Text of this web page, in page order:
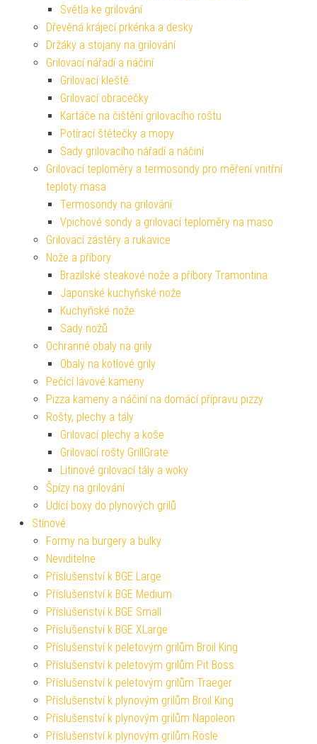
Světla ke grilování
Dřevěná krájecí prkénka a desky
Držáky a stojany na grilování
Grilovací nářadí a náčiní
Grilovací kleště
Grilovací obracečky
Kartáče na čištění grilovacího roštu
Potírací štětečky a mopy
Sady grilovacího nářadí a náčiní
Grilovací teploměry a termosondy pro měření vnitřní
teploty masa
Termosondy na grilování
Vpichové sondy a grilovací teploměry na maso
Grilovací zástěry a rukavice
Nože a příbory
Brazilské steakové nože a příbory Tramontina
Japonské kuchyňské nože
Kuchyňské nože
Sady nožů
Ochranné obaly na grily
Obaly na kotlové grily
Pečící lávové kameny
Pizza kameny a náčiní na domácí přípravu pizzy
Rošty, plechy a tály
Grilovací plechy a koše
Grilovací rošty GrillGrate
Litinové grilovací tály a woky
Špízy na grilování
Udící boxy do plynových grilů
Stínové
Formy na burgery a bulky
Neviditelne
Příslušenství k BGE Large
Příslušenství k BGE Medium
Příslušenství k BGE Small
Příslušenství k BGE XLarge
Příslušenství k peletovým grilům Broil King
Příslušenství k peletovým grilům Pit Boss
Příslušenství k peletovým grilům Traeger
Příslušenství k plynovým grilům Broil King
Příslušenství k plynovým grilům Napoleon
Příslušenství k plynovým grilům Rösle